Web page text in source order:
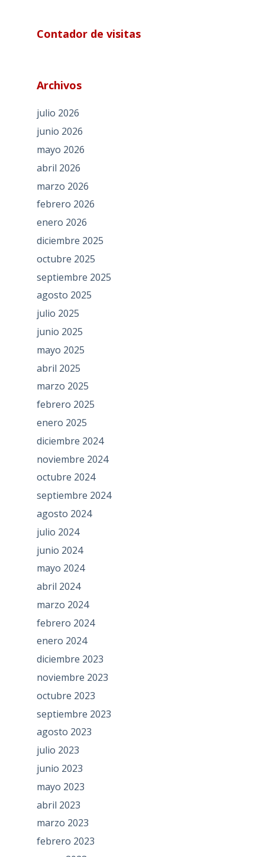
Contador de visitas
Archivos
julio 2026
junio 2026
mayo 2026
abril 2026
marzo 2026
febrero 2026
enero 2026
diciembre 2025
octubre 2025
septiembre 2025
agosto 2025
julio 2025
junio 2025
mayo 2025
abril 2025
marzo 2025
febrero 2025
enero 2025
diciembre 2024
noviembre 2024
octubre 2024
septiembre 2024
agosto 2024
julio 2024
junio 2024
mayo 2024
abril 2024
marzo 2024
febrero 2024
enero 2024
diciembre 2023
noviembre 2023
octubre 2023
septiembre 2023
agosto 2023
julio 2023
junio 2023
mayo 2023
abril 2023
marzo 2023
febrero 2023